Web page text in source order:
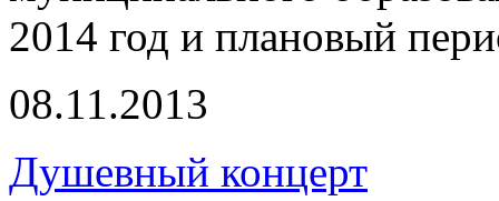
2014 год и плановый
08.11.2013
Душевный концерт